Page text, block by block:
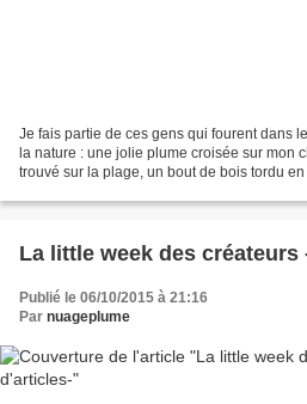
Je fais partie de ces gens qui fourent dans
la nature : une jolie plume croisée sur mon
trouvé sur la plage, un bout de bois tordu
La little week des
Publié le 06/10/2015 à 21:16
Par nuageplume